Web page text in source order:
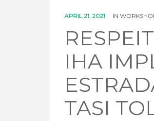
APRIL 21, 2021 IN
IHA
TASI